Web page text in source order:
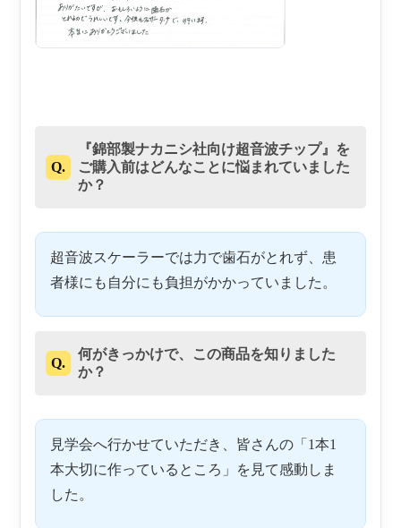
Q.
『錦部製ナカニシ社向け超音波チップ』を
ご購入前はどんなことに悩まれていました
か？
超音波スケーラーでは力で歯石がとれず、患
者様にも自分にも負担がかかっていました。
Q.
何がきっかけで、この商品を知りました
か？
見学会へ行かせていただき、皆さんの「1本1
本大切に作っているところ」を見て感動しま
した。